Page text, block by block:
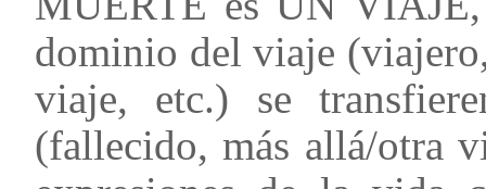
dominio del viaje
viaje, etc.) se
(fallecido, más allá/otra